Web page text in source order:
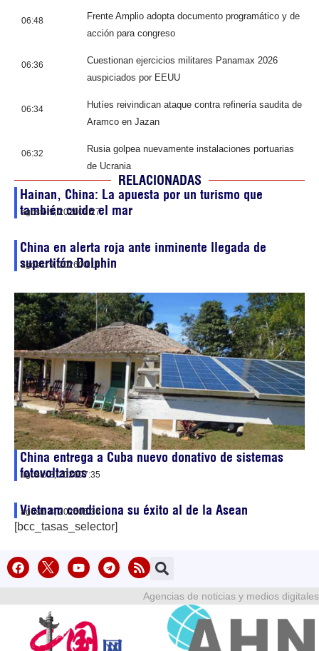
06:48
Frente Amplio adopta documento programático y de
acción para congreso
06:36
Cuestionan ejercicios militares Panamax 2026
auspiciados por EEUU
06:34
Hutíes reivindican ataque contra refinería saudita de
Aramco en Jazan
06:32
Rusia golpea nuevamente instalaciones portuarias
de Ucrania
RELACIONADAS
Hainan, China: La apuesta por un turismo que
también cuide el mar
agosto 9, 202603:27
China en alerta roja ante inminente llegada de
supertifón Dolphin
agosto 9, 202600:16
China entrega a Cuba nuevo donativo de sistemas
fotovoltaicos
agosto 8, 202607:35
Vietnam condiciona su éxito al de la Asean
agosto 8, 202606:36
[bcc_tasas_selector]
Agencias de noticias y medios digitales